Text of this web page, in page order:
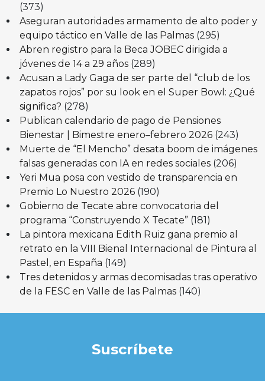
(373)
Aseguran autoridades armamento de alto poder y
equipo táctico en Valle de las Palmas (295)
Abren registro para la Beca JOBEC dirigida a
jóvenes de 14 a 29 años (289)
Acusan a Lady Gaga de ser parte del “club de los
zapatos rojos” por su look en el Super Bowl: ¿Qué
significa? (278)
Publican calendario de pago de Pensiones
Bienestar | Bimestre enero–febrero 2026 (243)
Muerte de “El Mencho” desata boom de imágenes
falsas generadas con IA en redes sociales (206)
Yeri Mua posa con vestido de transparencia en
Premio Lo Nuestro 2026 (190)
Gobierno de Tecate abre convocatoria del
programa “Construyendo X Tecate” (181)
La pintora mexicana Edith Ruiz gana premio al
retrato en la VIII Bienal Internacional de Pintura al
Pastel, en España (149)
Tres detenidos y armas decomisadas tras operativo
de la FESC en Valle de las Palmas (140)
Suscríbete